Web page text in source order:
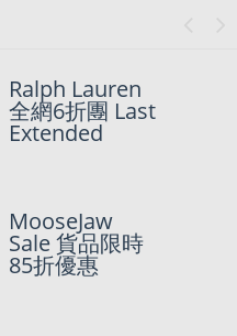
[CYBER
MONDAY
2021大整合持
Brooks
Tommy
Spade,
詳細SALE推
~~~
Ralph Lauren
全網6折團 Last
Extended
MooseJaw
Sale 貨品限時
85折優惠